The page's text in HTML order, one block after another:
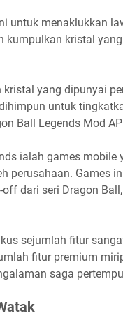
untuk menaklukkan
kumpulkan kristal
yang dipunyai
untuk
Ball Legends Mod
ialah games
perusahaan. Games
off dari seri Dragon
sejumlah fitur
fitur premium
saga